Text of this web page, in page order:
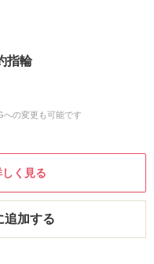
指輪
の変更も可能です
く見る
追加する